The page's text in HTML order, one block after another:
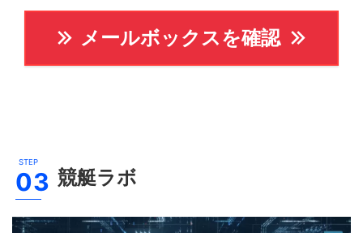
メールボックスを確認
競艇ラボ